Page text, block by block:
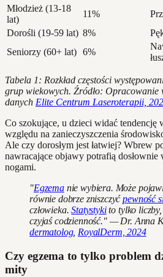
Młodzież (13-18
lat)
11%
Dorośli (19-59 lat) 8%
Seniorzy (60+ lat) 6%
Tabela 1: Rozkład częstości
grup wiekowych. Źródło: Opracowanie
danych Elite Centrum Laseroterapii,
Co szokujące, u dzieci widać tendencję
względu na zanieczyszczenia
Ale czy dorosłym jest łatwiej? Wbrew
nawracające objawy potrafią
nogami.
"Egzemanie wybiera. Może
równie dobrze zniszczyćpewność
człowieka.Statystykito tylko liczby,
czyjaś codzienność." — Dr. Anna
dermatolog, RoyalDerm, 2024
Czy egzema to tylko problem
mity